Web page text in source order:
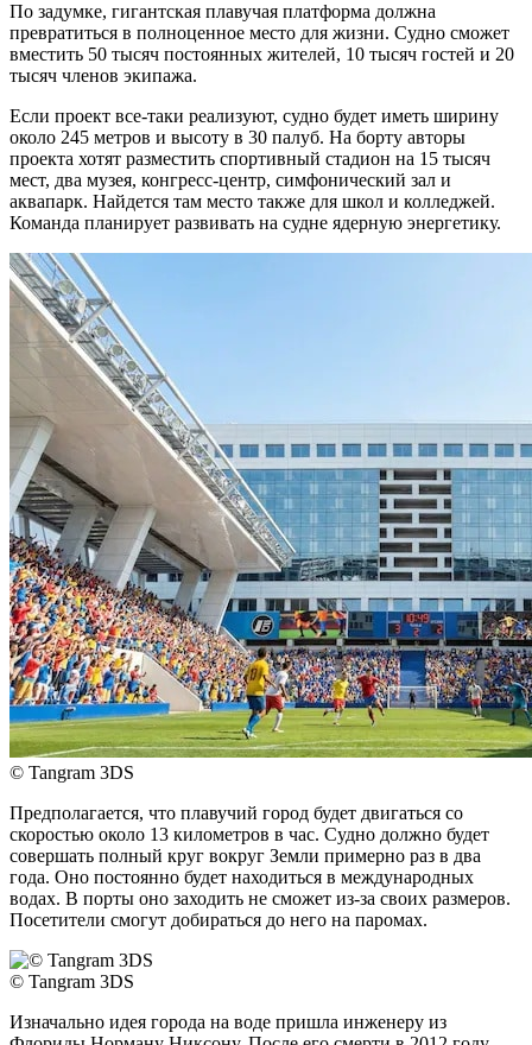
По задумке, гигантская плавучая платформа должна
превратиться в полноценное место для жизни. Судно сможет
вместить 50 тысяч постоянных жителей, 10 тысяч гостей и 20
тысяч членов экипажа.
Если проект все-таки реализуют, судно будет иметь ширину
около 245 метров и высоту в 30 палуб. На борту авторы
проекта хотят разместить спортивный стадион на 15 тысяч
мест, два музея, конгресс-центр, симфонический зал и
аквапарк. Найдется там место также для школ и колледжей.
Команда планирует развивать на судне ядерную энергетику.
© Tangram 3DS
Предполагается, что плавучий город будет двигаться со
скоростью около 13 километров в час. Судно должно будет
совершать полный круг вокруг Земли примерно раз в два
года. Оно постоянно будет находиться в международных
водах. В порты оно заходить не сможет из-за своих размеров.
Посетители смогут добираться до него на паромах.
© Tangram 3DS
Изначально идея города на воде пришла инженеру из